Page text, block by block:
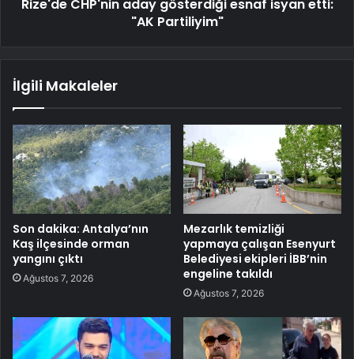
Rize'de CHP'nin aday gösterdiği esnaf isyan etti:
"AK Partiliyim"
İlgili Makaleler
Son dakika: Antalya’nın
Kaş ilçesinde orman
yangını çıktı
Ağustos 7, 2026
Mezarlık temizliği
yapmaya çalışan Esenyurt
Belediyesi ekipleri İBB’nin
engeline takıldı
Ağustos 7, 2026